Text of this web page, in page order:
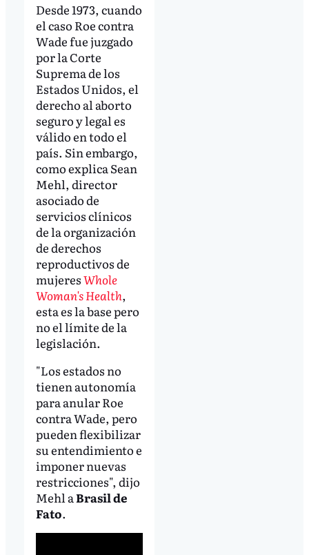
Desde 1973, cuando
el caso Roe contra
Wade fue juzgado
por la Corte
Suprema de los
Estados Unidos, el
derecho al aborto
seguro y legal es
válido en todo el
país. Sin embargo,
como explica Sean
Mehl, director
asociado de
servicios clínicos
de la organización
de derechos
reproductivos de
mujeresWhole
Woman's Health,
esta es la base pero
no el límite de la
legislación.
"Los estados no
tienen autonomía
para anular Roe
contra Wade, pero
pueden flexibilizar
su entendimiento e
imponer nuevas
restricciones", dijo
Mehl aBrasil de
Fato.